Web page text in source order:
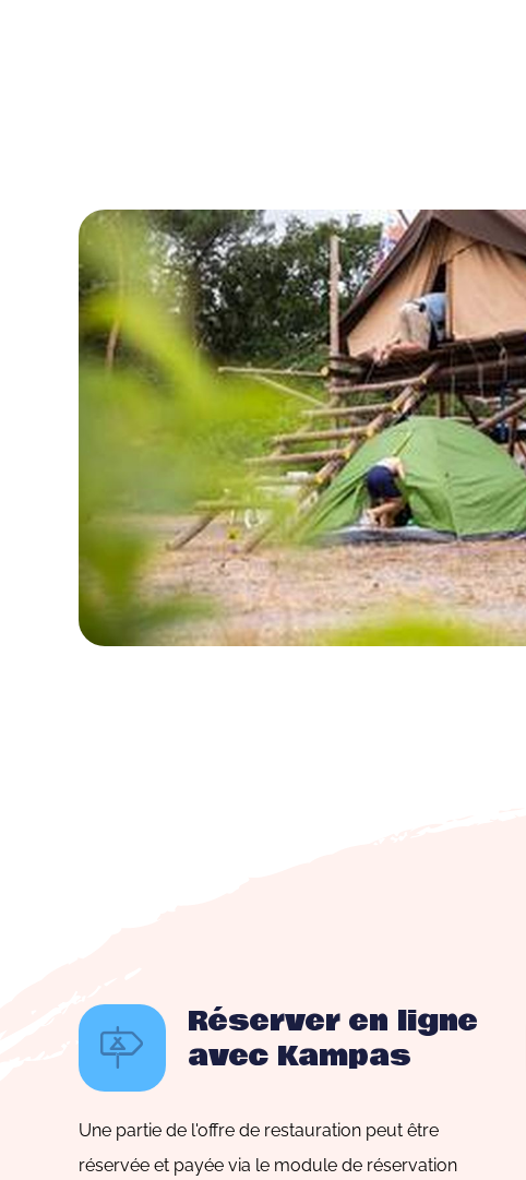
Réserver en ligne
avec Kampas
Une partie de l'offre de restauration peut être
réservée et payée via le module de réservation